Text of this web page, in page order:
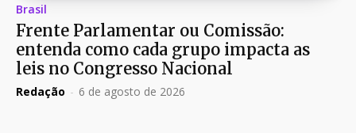
Brasil
Frente Parlamentar ou Comissão:
entenda como cada grupo impacta as
leis no Congresso Nacional
Redação - 6 de agosto de 2026